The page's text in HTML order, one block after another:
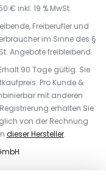
€ inkl. 19 % MwSt.
Freiberufler und
im Sinne des §
Angebote freibleibend.
90 Tage gültig. Sie
Pro Kunde &
mit anderen
erhalten Sie
von der Rechnung
dieser Hersteller.